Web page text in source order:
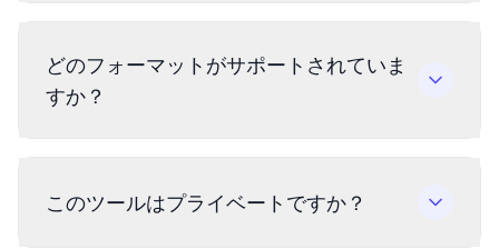
どのフォーマットがサポートされていま
すか？
このツールはプライベートですか？